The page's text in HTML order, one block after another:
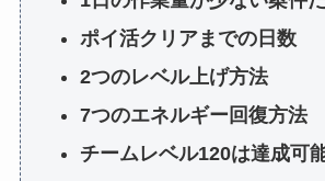
ポイ活クリアまでの日数
2つのレベル上げ方法
7つのエネルギー回復方法
チームレベル120は達成可